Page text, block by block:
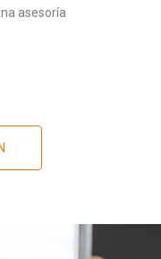
asesoría